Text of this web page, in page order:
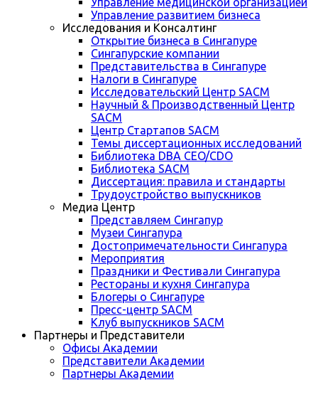
Управление развитием бизнеса
Исследования и Консалтинг
Открытие бизнеса в Сингапуре
Сингапурские компании
Представительства в Сингапуре
Налоги в Сингапуре
Исследовательский Центр SACM
Научный & Производственный Центр
SACM
Центр Стартапов SACM
Темы диссертационных исследований
Библиотека DBA CEO/CDO
Библиотека SACM
Диссертация: правила и стандарты
Трудоустройство выпускников
Медиа Центр
Представляем Сингапур
Музеи Сингапура
Достопримечательности Сингапура
Мероприятия
Праздники и Фестивали Сингапура
Рестораны и кухня Сингапура
Блогеры о Сингапуре
Пресс-центр SACM
Клуб выпускников SACM
Партнеры и Представители
Офисы Академии
Представители Академии
Партнеры Академии